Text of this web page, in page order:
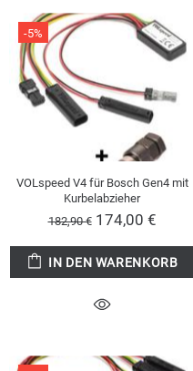
-5%
VOLspeed V4 für Bosch Gen4 mit
Kurbelabzieher
182,90 € 174,00 €
IN DEN WARENKORB